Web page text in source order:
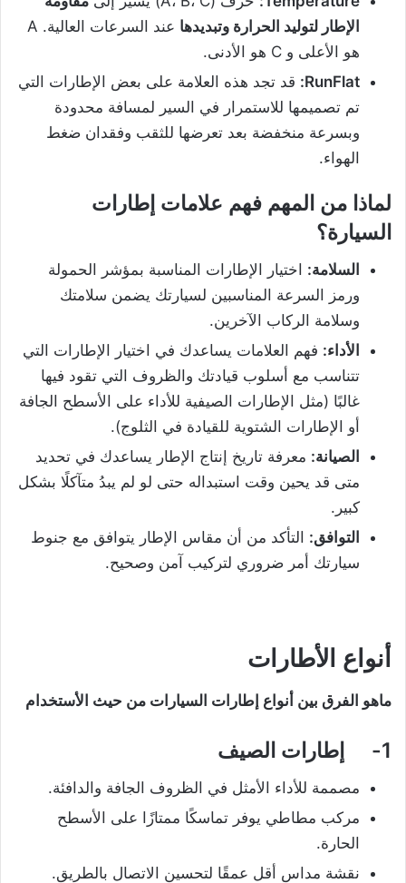
الإطار لتوليد الحرارة وتبديدها
عند السرعات العالية. A
هو الأعلى و C هو الأدنى.
RunFlat: قد تجد هذه العلامة على بعض الإطارات التي
تم تصميمها للاستمرار في السير لمسافة محدودة
وبسرعة منخفضة بعد تعرضها للثقب وفقدان ضغط
الهواء.
لماذا من المهم فهم علامات إطارات
السيارة؟
السلامة: اختيار الإطارات المناسبة بمؤشر الحمولة
ورمز السرعة المناسبين لسيارتك يضمن سلامتك
وسلامة الركاب الآخرين.
الأداء: فهم العلامات يساعدك في اختيار الإطارات التي
تتناسب مع أسلوب قيادتك والظروف التي تقود فيها
غالبًا (مثل الإطارات الصيفية للأداء على الأسطح الجافة
أو الإطارات الشتوية للقيادة في الثلوج).
الصيانة: معرفة تاريخ إنتاج الإطار يساعدك في تحديد
متى قد يحين وقت استبداله حتى لو لم يبدُ متآكلًا بشكل
كبير.
التوافق: التأكد من أن مقاس الإطار يتوافق مع جنوط
سيارتك أمر ضروري لتركيب آمن وصحيح.
أنواع الأطارات
ماهو الفرق بين أنواع إطارات السيارات من حيث الأستخدام
1- إطارات الصيف
مصممة للأداء الأمثل في الظروف الجافة والدافئة.
مركب مطاطي يوفر تماسكًا ممتازًا على الأسطح
الحارة.
نقشة مداس أقل عمقًا لتحسين الاتصال بالطريق.